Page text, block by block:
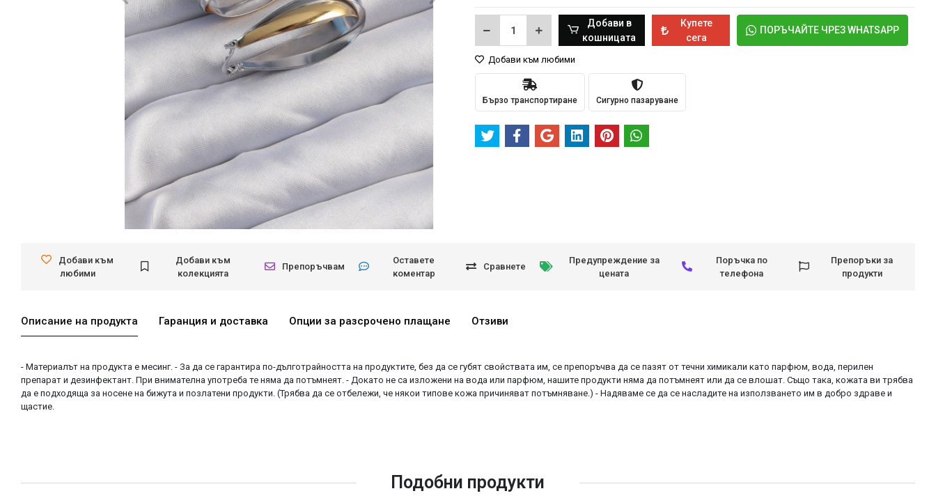
Добави в
кошницата
Купете
сега
ПОРЪЧАЙТЕ ЧРЕЗ WHATSAPP
Добави към любими
Бързо транспортиране Сигурно пазаруване
Добави към
любими
Добави към
колекцията
Препоръчвам
Оставете
коментар
Сравнете
Предупреждение за
цената
Поръчка по
телефона
Препоръки за
продукти
Описание на продукта Гаранция и доставка Опции за разсрочено плащане Отзиви
- Материалът на продукта е месинг. - За да се гарантира по-дълготрайността на продуктите, без да се губят свойствата им, се препоръчва да се пазят от течни химикали като парфюм, вода, перилен
препарат и дезинфектант. При внимателна употреба те няма да потъмнеят. - Докато не са изложени на вода или парфюм, нашите продукти няма да потъмнеят или да се влошат. Също така, кожата ви трябва
да е подходяща за носене на бижута и позлатени продукти. (Трябва да се отбележи, че някои типове кожа причиняват потъмняване.) - Надяваме се да се насладите на използването им в добро здраве и
щастие.
Подобни продукти